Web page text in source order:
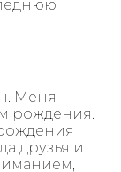
Меня
рождения.
друзья и